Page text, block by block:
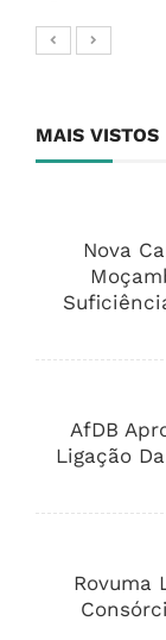
MAIS VISTOS
Nova
AfDB
Ligação
Rovuma